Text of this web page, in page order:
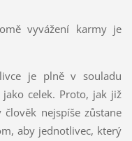
vyvážení karmy je
je plně v souladu
celek. Proto, jak již
nejspíše zůstane
aby jednotlivec, který